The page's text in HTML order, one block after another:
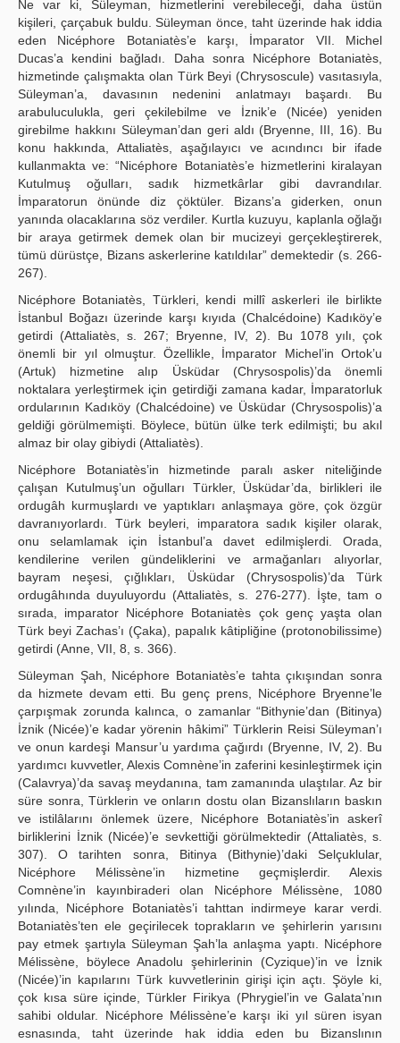
Ne var ki, Süleyman, hizmetlerini verebileceği, daha üstün
kişileri, çarçabuk buldu. Süleyman önce, taht üzerinde hak iddia
eden Nicéphore Botaniatès’e karşı, İmparator VII. Michel
Ducas’a kendini bağladı. Daha sonra Nicéphore Botaniatès,
hizmetinde çalışmakta olan Türk Beyi (Chrysoscule) vasıtasıyla,
Süleyman’a, davasının nedenini anlatmayı başardı. Bu
arabuluculukla, geri çekilebilme ve İznik’e (Nicée) yeniden
girebilme hakkını Süleyman’dan geri aldı (Bryenne, III, 16). Bu
konu hakkında, Attaliatès, aşağılayıcı ve acındıncı bir ifade
kullanmakta ve: “Nicéphore Botaniatès’e hizmetlerini kiralayan
Kutulmuş oğulları, sadık hizmetkârlar gibi davrandılar.
İmparatorun önünde diz çöktüler. Bizans’a giderken, onun
yanında olacaklarına söz verdiler. Kurtla kuzuyu, kaplanla oğlağı
bir araya getirmek demek olan bir mucizeyi gerçekleştirerek,
tümü dürüstçe, Bizans askerlerine katıldılar” demektedir (s. 266-
267).
Nicéphore Botaniatès, Türkleri, kendi millî askerleri ile birlikte
İstanbul Boğazı üzerinde karşı kıyıda (Chalcédoine) Kadıköy’e
getirdi (Attaliatès, s. 267; Bryenne, IV, 2). Bu 1078 yılı, çok
önemli bir yıl olmuştur. Özellikle, İmparator Michel’in Ortok’u
(Artuk) hizmetine alıp Üsküdar (Chrysospolis)’da önemli
noktalara yerleştirmek için getirdiği zamana kadar, İmparatorluk
ordularının Kadıköy (Chalcédoine) ve Üsküdar (Chrysospolis)’a
geldiği görülmemişti. Böylece, bütün ülke terk edilmişti; bu akıl
almaz bir olay gibiydi (Attaliatès).
Nicéphore Botaniatès’in hizmetinde paralı asker niteliğinde
çalışan Kutulmuş’un oğulları Türkler, Üsküdar’da, birlikleri ile
ordugâh kurmuşlardı ve yaptıkları anlaşmaya göre, çok özgür
davranıyorlardı. Türk beyleri, imparatora sadık kişiler olarak,
onu selamlamak için İstanbul’a davet edilmişlerdi. Orada,
kendilerine verilen gündeliklerini ve armağanları alıyorlar,
bayram neşesi, çığlıkları, Üsküdar (Chrysospolis)’da Türk
ordugâhında duyuluyordu (Attaliatès, s. 276-277). İşte, tam o
sırada, imparator Nicéphore Botaniatès çok genç yaşta olan
Türk beyi Zachas’ı (Çaka), papalık kâtipliğine (protonobilissime)
getirdi (Anne, VII, 8, s. 366).
Süleyman Şah, Nicéphore Botaniatès’e tahta çıkışından sonra
da hizmete devam etti. Bu genç prens, Nicéphore Bryenne’le
çarpışmak zorunda kalınca, o zamanlar “Bithynie’dan (Bitinya)
İznik (Nicée)’e kadar yörenin hâkimi” Türklerin Reisi Süleyman’ı
ve onun kardeşi Mansur’u yardıma çağırdı (Bryenne, IV, 2). Bu
yardımcı kuvvetler, Alexis Comnène’in zaferini kesinleştirmek için
(Calavrya)’da savaş meydanına, tam zamanında ulaştılar. Az bir
süre sonra, Türklerin ve onların dostu olan Bizanslıların baskın
ve istilâlarını önlemek üzere, Nicéphore Botaniatès’in askerî
birliklerini İznik (Nicée)’e sevkettiği görülmektedir (Attaliatès, s.
307). O tarihten sonra, Bitinya (Bithynie)’daki Selçuklular,
Nicéphore Mélissène’in hizmetine geçmişlerdir. Alexis
Comnène’in kayınbiraderi olan Nicéphore Mélissène, 1080
yılında, Nicéphore Botaniatès’i tahttan indirmeye karar verdi.
Botaniatès’ten ele geçirilecek toprakların ve şehirlerin yarısını
pay etmek şartıyla Süleyman Şah’la anlaşma yaptı. Nicéphore
Mélissène, böylece Anadolu şehirlerinin (Cyzique)’in ve İznik
(Nicée)’in kapılarını Türk kuvvetlerinin girişi için açtı. Şöyle ki,
çok kısa süre içinde, Türkler Firikya (Phrygiel’in ve Galata’nın
sahibi oldular. Nicéphore Mélissène’e karşı iki yıl süren isyan
esnasında, taht üzerinde hak iddia eden bu Bizanslının